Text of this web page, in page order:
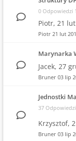
0 Odpowiedzi
Piotr, 21
Piotr 21 lut
Marynarka
Jacek, 27
Bruner 03 lip
Jednostki
37
Krzysztof,
Bruner 03 lip